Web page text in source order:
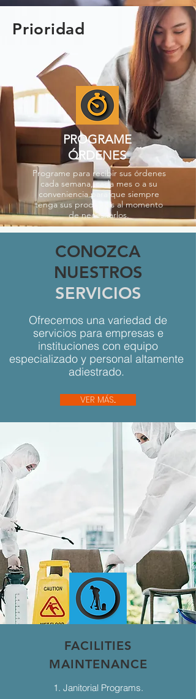
Prioridad
PROGRAME
ÓRDENES
Programe para recibir sus órdenes
cada semana, cada mes o a su
conveniencia para que siempre
tenga sus productos al momento
de necesitarlos.
CONOZCA
NUESTROS
SERVICIOS
Ofrecemos una variedad de
servicios para empresas e
instituciones con equipo
especializado y personal altamente
adiestrado.
VER MÁS...
FACILITIES
MAINTENANCE
1. Janitorial Programs.